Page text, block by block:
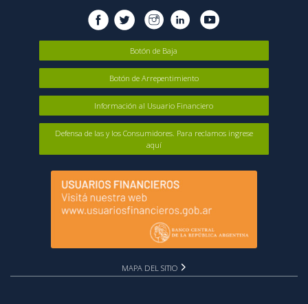
Botón de Baja
Botón de Arrepentimiento
Información al Usuario Financiero
Defensa de las y los Consumidores. Para reclamos ingrese
aquí
MAPA DEL SITIO